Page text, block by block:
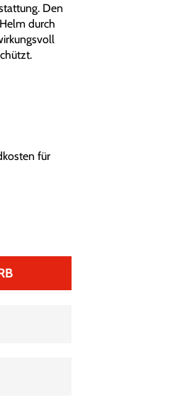
Den
durch
für